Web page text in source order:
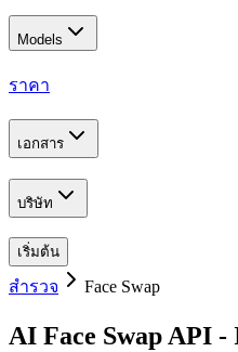
Models
ราคา
เอกสาร
บริษัท
เริ่มต้น
สำรวจ Face Swap
AI Face Swap API -